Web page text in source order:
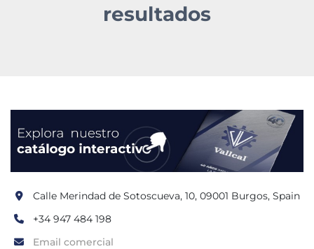
resultados
Calle Merindad de Sotoscueva, 10, 09001 Burgos, Spain
+34 947 484 198
Email comercial